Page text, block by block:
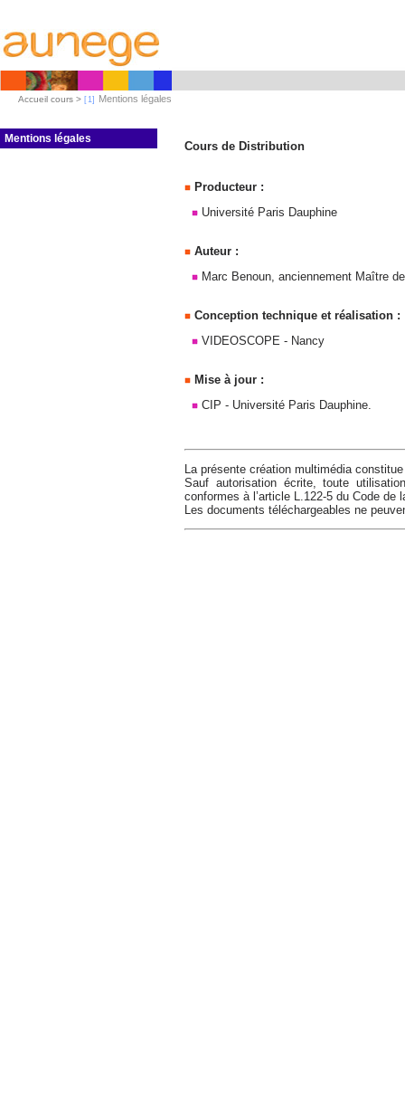
Accueil cours > Mentions légales
Mentions légales
Cours de Distribution
Producteur :
Université Paris Dauphine
Auteur :
Marc Benoun, anciennement Maître
Conception technique et réalisation :
VIDEOSCOPE - Nancy
Mise à jour :
CIP - Université Paris Dauphine.
La présente création multimédia
Sauf autorisation écrite, toute
conformes à l’article L.122-5 du Code
Les documents téléchargeables ne